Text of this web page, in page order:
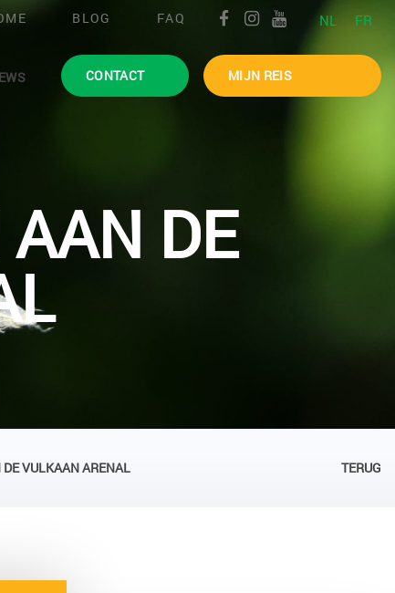
BLOG FAQ NL FR
CONTACT MIJN REIS
DE
VULKAAN ARENAL TERUG